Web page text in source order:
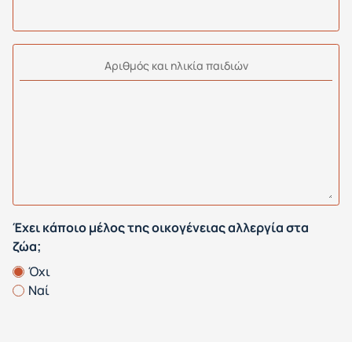
Αριθμός και ηλικία παιδιών
Έχει κάποιο μέλος της οικογένειας αλλεργία στα
ζώα;
Όχι
Ναί